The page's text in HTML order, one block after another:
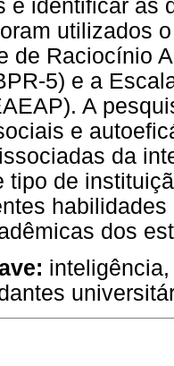
e identificar as
utilizados
de Raciocínio
5) e a
A
e
da
tipo de
dos